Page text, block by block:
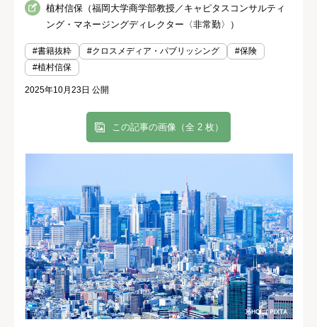
植村信保（福岡大学商学部教授／キャピタスコンサルティ
ング・マネージングディレクター〈非常勤〉）
#書籍抜粋 #クロスメディア・パブリッシング
#保険
#植村信保
2025年10月23日 公開
この記事の画像（全 2 枚）